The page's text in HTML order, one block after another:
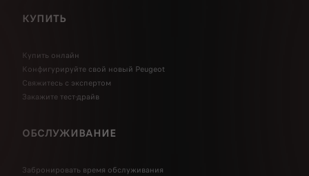
КУПИТЬ
Купить онлайн
Конфигурируйте свой новый Peugeot
Свяжитесь с экспертом
Закажите тест-драйв
ОБСЛУЖИВАНИЕ
Забронировать время обслуживания